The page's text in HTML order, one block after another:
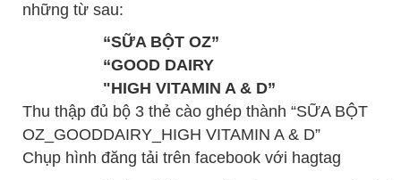
những từ sau:
“SỮA BỘT OZ”
“GOOD DAIRY
"HIGH VITAMIN A & D”
Thu thập đủ bộ 3 thẻ cào ghép thành “SỮA BỘT
OZ_GOODDAIRY_HIGH VITAMIN A & D”
Chụp hình đăng tải trên facebook với hagtag